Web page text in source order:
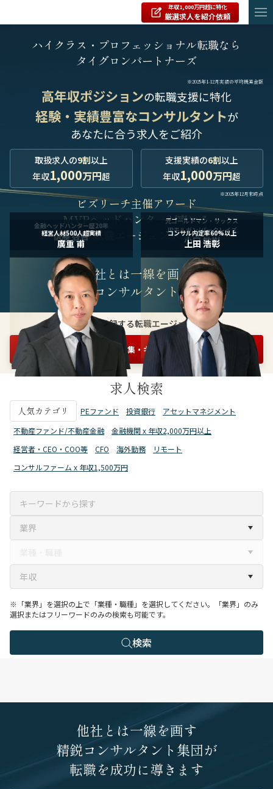
年収1,000万円超に特化
厳選求人を紹介依頼
ハイクラス・プロフェッショナル転職なら
タイグロンパートナーズ
※2025年1-12月実績の平均概算金額
高年収ポジションの転職支援に特化
経験・実績豊富なコンサルタントが
あなたに合う求人をご紹介
取扱求人の9割以上
年収1,000万円超
支援実績の6割以上
年収1,000万円超
※2025年12月末時点
ビズリーチ主催アワード
MVPヘッドハンターが率いる
転職エージェント
金融ヘッドハンター歴20年
信藤 啓吾
元ゴールドマン・サックス
JPモルガン/バークレイズ
小口 敏樹
経営人材500人超実績
廣重 甫
コンサル内定率60%以上
上田 浩彰
他社とは一線を画す
精鋭コンサルタント集団
3万人が登録する転職エージェント
無料1分 まずは情報収集・キャリア相談を申し込む
求人検索
人気カテゴリ PEファンド 投資銀行
アセットマネジメント
不動産ファンド/不動産金融
金融機関 x 年収2,000万円以上
経営者・CEO・COO等
CFO 海外勤務
リモート
コンサルファーム x 年収1,500万円
※「業界」を選択の上で「業種・職種」を選択してください。「業界」のみ
選択またはフリーワードのみの検索も可能です。
検索
他社とは一線を画す
精鋭コンサルタント集団が
転職を成功に導きます